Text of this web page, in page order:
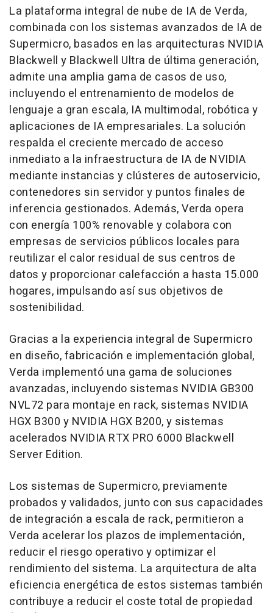
La plataforma integral de nube de IA de Verda,
combinada con los sistemas avanzados de IA de
Supermicro, basados en las arquitecturas NVIDIA
Blackwell y Blackwell Ultra de última generación,
admite una amplia gama de casos de uso,
incluyendo el entrenamiento de modelos de
lenguaje a gran escala, IA multimodal, robótica y
aplicaciones de IA empresariales. La solución
respalda el creciente mercado de acceso
inmediato a la infraestructura de IA de NVIDIA
mediante instancias y clústeres de autoservicio,
contenedores sin servidor y puntos finales de
inferencia gestionados. Además, Verda opera
con energía 100% renovable y colabora con
empresas de servicios públicos locales para
reutilizar el calor residual de sus centros de
datos y proporcionar calefacción a hasta 15.000
hogares, impulsando así sus objetivos de
sostenibilidad.
Gracias a la experiencia integral de Supermicro
en diseño, fabricación e implementación global,
Verda implementó una gama de soluciones
avanzadas, incluyendo sistemas NVIDIA GB300
NVL72 para montaje en rack, sistemas NVIDIA
HGX B300 y NVIDIA HGX B200, y sistemas
acelerados NVIDIA RTX PRO 6000 Blackwell
Server Edition.
Los sistemas de Supermicro, previamente
probados y validados, junto con sus capacidades
de integración a escala de rack, permitieron a
Verda acelerar los plazos de implementación,
reducir el riesgo operativo y optimizar el
rendimiento del sistema. La arquitectura de alta
eficiencia energética de estos sistemas también
contribuye a reducir el coste total de propiedad